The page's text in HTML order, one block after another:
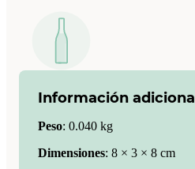
Información adicional
Peso: 0.040 kg
Dimensiones: 8 × 3 × 8 cm